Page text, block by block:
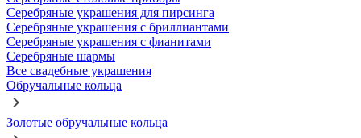
Серебряные украшения для пирсинга
Серебряные украшения с бриллиантами
Серебряные украшения с фианитами
Серебряные шармы
Все свадебные украшения
Обручальные кольца
Золотые обручальные кольца